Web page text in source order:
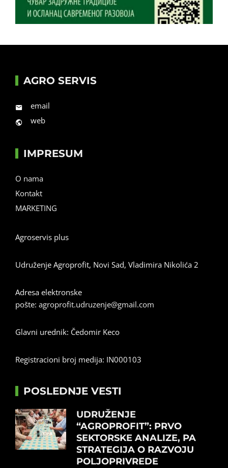
AGRO SERVIS
email
web
IMPRESUM
O nama
Kontakt
MARKETING
Agroservis plus
Udruženje Agroprofit, Novi Sad, Vladimira Nikolića 2
Adresa elektronske
pošte: agroprofit.udruzenje@gmail.com
Glavni urednik: Čedomir Keco
Registracioni broj medija: IN000103
POSLEDNJE VESTI
UDRUŽENJE
“AGROPROFIT”: PRVO
SEKTORSKE ANALIZE, PA
STRATEGIJA O RAZVOJU
POLJOPRIVREDE